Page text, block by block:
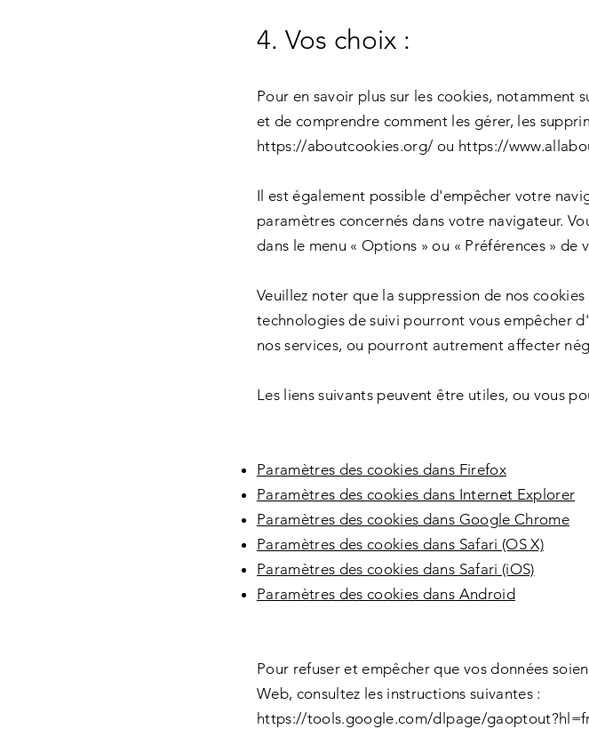
4. Vos choix :
Pour en savoir plus sur les cookies, notamment
et de comprendre comment les gérer, les
https://aboutcookies.org/ ou https://
Il est également possible d'empêcher votre
paramètres concernés dans votre navigateur.
dans le menu « Options » ou « Préférences » de
Veuillez noter que la suppression de nos
technologies de suivi pourront vous empêcher
nos services, ou pourront autrement affecter
Les liens suivants peuvent être utiles, ou vous
Paramètres des cookies dans Firefox
Paramètres des cookies dans Internet Explorer
Paramètres des cookies dans Google Chrome
Paramètres des cookies dans Safari (OS X)
Paramètres des cookies dans Safari (iOS)
Paramètres des cookies dans Android
Pour refuser et empêcher que vos données
Web, consultez les instructions suivantes :
https://tools.google.com/dlpage/